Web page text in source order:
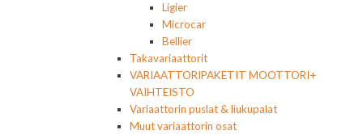
Ligier
Microcar
Bellier
Takavariaattorit
VARIAATTORIPAKETIT MOOTTORI+
VAIHTEISTO
Variaattorin puslat & liukupalat
Muut variaattorin osat